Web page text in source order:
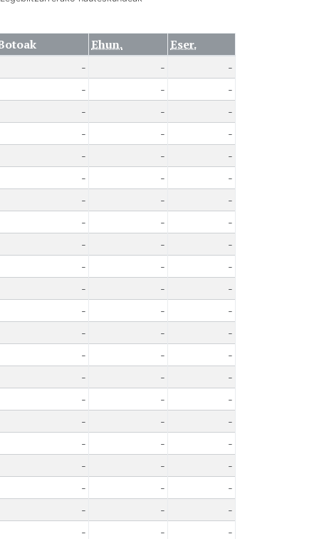
Ehun.
Eser.
- -
-
- -
-
- -
-
- -
-
- -
-
- -
-
- -
-
- -
-
- -
-
- -
-
- -
-
- -
-
- -
-
- -
-
- -
-
- -
-
- -
-
- -
-
- -
-
- -
-
- -
-
- -
-